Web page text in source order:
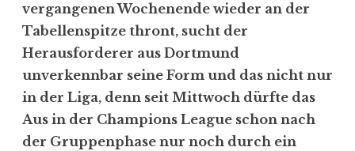
vergangenen Wochenende wieder an der
Tabellenspitze thront, sucht der
Herausforderer aus Dortmund
unverkennbar seine Form und das nicht nur
in der Liga, denn seit Mittwoch dürfte das
Aus in der Champions League schon nach
der Gruppenphase nur noch durch ein